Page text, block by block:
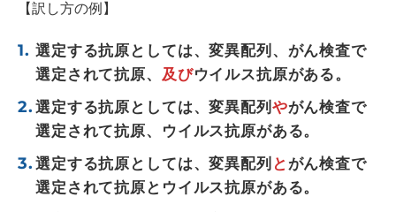
【訳し方の例】
選定する抗原としては、変異配列、がん検査で
選定されて抗原、 及びウイルス抗原がある。
選定する抗原としては、変異配列 やがん検査で
選定されて抗原、ウイルス抗原がある。
選定する抗原としては、変異配列 と がん検査で
選定されて抗原とウイルス抗原がある。